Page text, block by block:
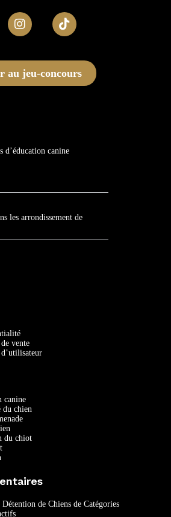
au jeu-concours
d’éducation canine
les arrondissement de
vente
canine
du chien
du chiot
de Chiens de Catégories